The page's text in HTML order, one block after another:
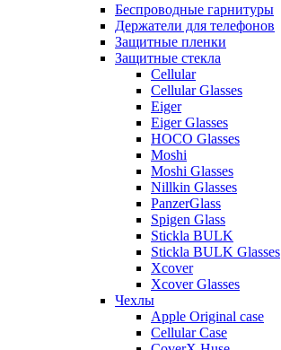
Беспроводные гарнитуры
Держатели для телефонов
Защитные пленки
Защитные стекла
Cellular
Cellular Glasses
Eiger
Eiger Glasses
HOCO Glasses
Moshi
Moshi Glasses
Nillkin Glasses
PanzerGlass
Spigen Glass
Stickla BULK
Stickla BULK Glasses
Xcover
Xcover Glasses
Чехлы
Apple Original case
Cellular Case